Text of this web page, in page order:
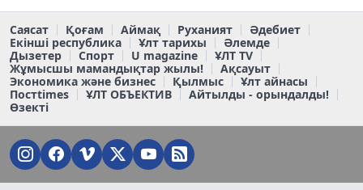
Саясат Қоғам Аймақ Руханият
Әдебиет
Екінші республика
Ұлт тарихы
Әлемде
Дызетер
Спорт U magazine
ҰЛТ TV
Жұмысшы мамандықтар жылы!
Ақсауыт
Экономика және бизнес
Қылмыс
Ұлт айнасы
Постtimes
ҰЛТ ОБЪЕКТИВ
Айтылды - орындалды!
Өзекті